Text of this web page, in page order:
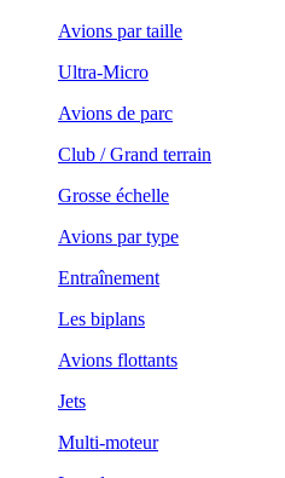
Avions par taille
Ultra-Micro
Avions de parc
Club / Grand terrain
Grosse échelle
Avions par type
Entraînement
Les biplans
Avions flottants
Jets
Multi-moteur